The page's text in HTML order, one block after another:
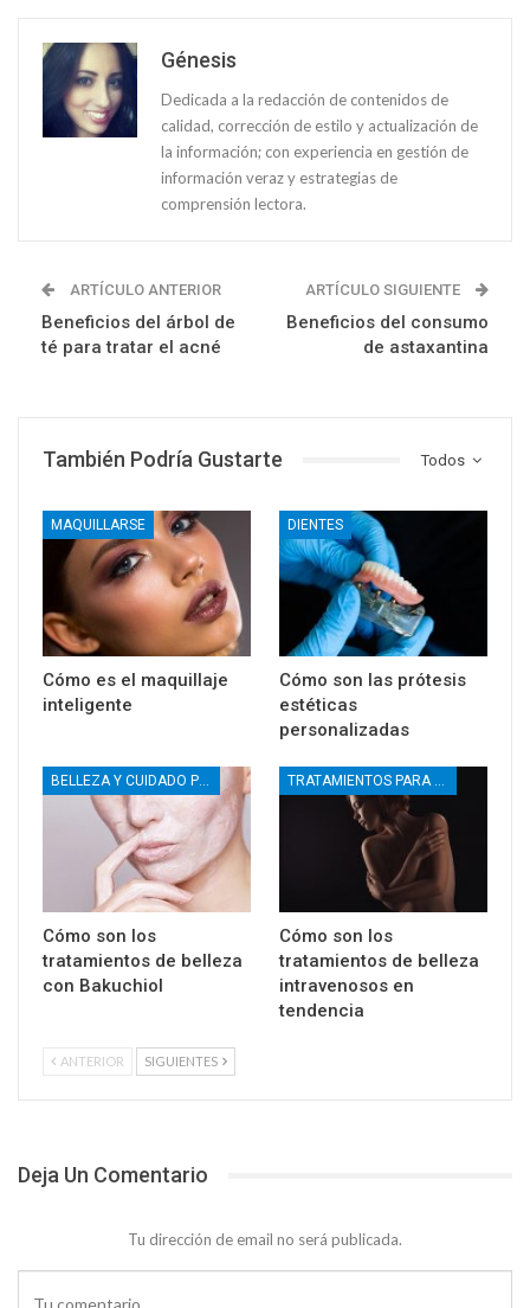
Génesis
Dedicada a la redacción de contenidos de
calidad, corrección de estilo y actualización de
la información; con experiencia en gestión de
información veraz y estrategias de
comprensión lectora.
ARTÍCULO ANTERIOR
Beneficios del árbol de
té para tratar el acné
ARTÍCULO SIGUIENTE
Beneficios del consumo
de astaxantina
Todos
También Podría Gustarte
MAQUILLARSE
Cómo es el maquillaje
inteligente
DIENTES
Cómo son las prótesis
estéticas
personalizadas
BELLEZA Y CUIDADO PERSONAL
Cómo son los
tratamientos de belleza
con Bakuchiol
TRATAMIENTOS PARA LA PIEL
Cómo son los
tratamientos de belleza
intravenosos en
tendencia
ANTERIOR SIGUIENTES
Deja Un Comentario
Tu dirección de email no será publicada.